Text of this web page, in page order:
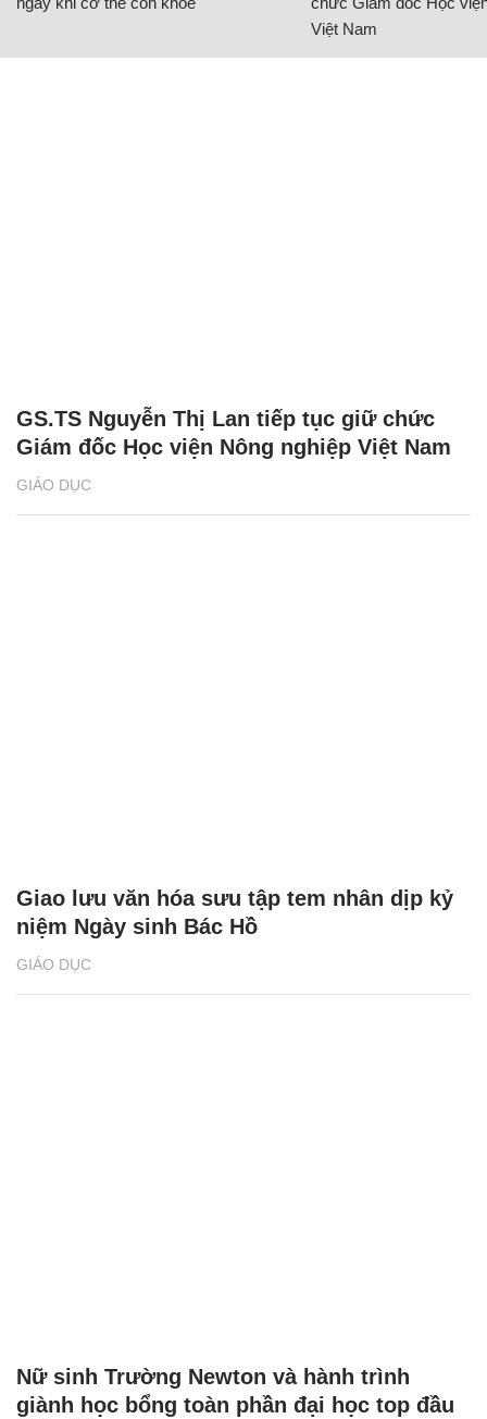
Việt Nam
GIÁO DỤC
GS.TS Nguyễn Thị Lan tiếp tục giữ chức
Giám đốc Học viện Nông nghiệp Việt Nam
GIÁO DỤC
Giao lưu văn hóa sưu tập tem nhân dịp kỷ
niệm Ngày sinh Bác Hồ
Nữ sinh Trường Newton và hành trình
giành học bổng toàn phần đại học top đầu